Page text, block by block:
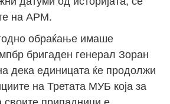
на АРМ.
обраќање имаше
бригаден генерал Зоран
дека единицата ќе продолжи
на Третата МУБ која за